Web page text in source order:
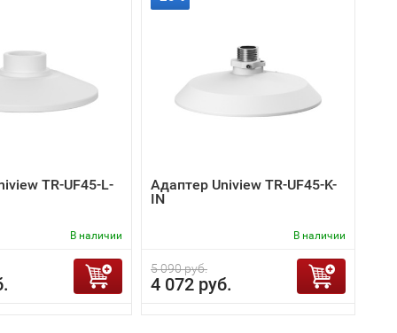
TR-UF45-L-
В наличии
Адаптер Uniview TR-UF45-K-
IN
В наличии
5 090 руб.
4 072 руб.